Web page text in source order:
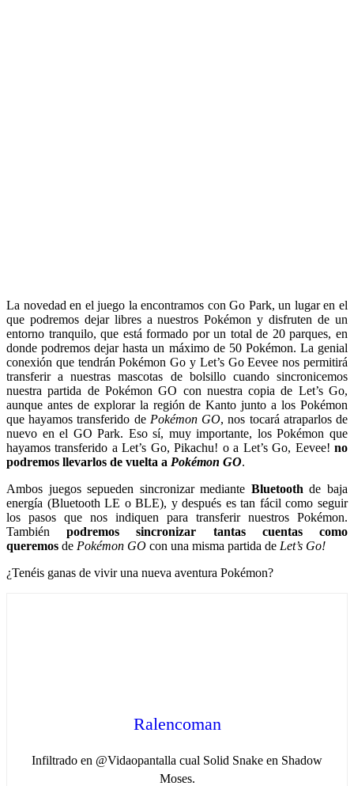
La novedad en el juego la encontramos con Go Park, un lugar en el
que podremos dejar libres a nuestros Pokémon y disfruten de un
entorno tranquilo, que está formado por un total de 20 parques, en
donde podremos dejar hasta un máximo de 50 Pokémon. La genial
conexión que tendrán Pokémon Go y Let’s Go Eevee nos permitirá
transferir a nuestras mascotas de bolsillo cuando sincronicemos
nuestra partida de Pokémon GO con nuestra copia de Let’s Go,
aunque antes de explorar la región de Kanto junto a los Pokémon
que hayamos transferido de Pokémon GO, nos tocará atraparlos de
nuevo en el GO Park. Eso sí, muy importante, los Pokémon que
hayamos transferido a Let’s Go, Pikachu! o a Let’s Go, Eevee! no
podremos llevarlos de vuelta a Pokémon GO.
Ambos juegos sepueden sincronizar mediante Bluetooth de baja
energía (Bluetooth LE o BLE), y después es tan fácil como seguir
los pasos que nos indiquen para transferir nuestros Pokémon.
También podremos sincronizar tantas cuentas como
queremos de Pokémon GO con una misma partida de Let’s Go!
¿Tenéis ganas de vivir una nueva aventura Pokémon?
Ralencoman
Infiltrado en @Vidaopantalla cual Solid Snake en Shadow
Moses.